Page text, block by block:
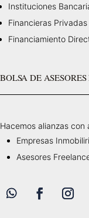
Instituciones
Financieras Privadas
Financiamiento
BOLSA DE
Hacemos alianzas con
Empresas
Asesores